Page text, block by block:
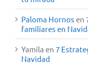
Paloma Hornos en
familiares en
Yamila en 7
Navidad